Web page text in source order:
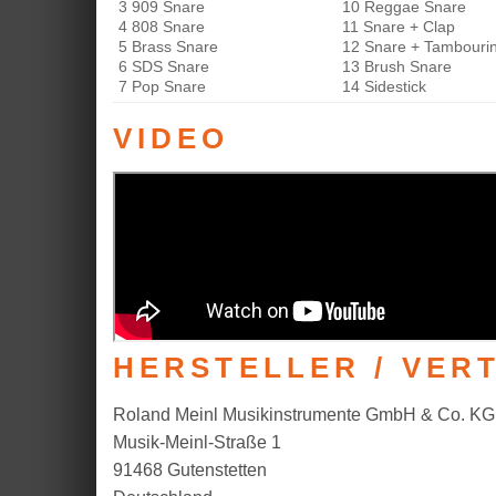
3 909 Snare
4 808 Snare
5 Brass Snare
6 SDS Snare
7 Pop Snare
10 Reggae Snare
11 Snare + Clap
12 Snare +
13 Brush Snare
14 Sidestick
VIDEO
HERSTELLER /
Roland Meinl Musikinstrumente GmbH & Co. KG
Musik-Meinl-Straße 1
91468 Gutenstetten